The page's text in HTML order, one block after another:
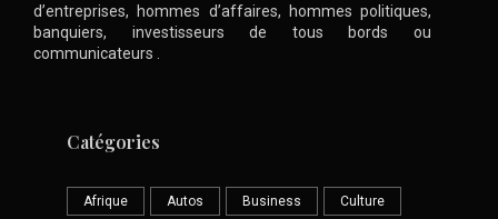
d’entreprises, hommes d’affaires, hommes politiques,
banquiers, investisseurs de tous bords ou
communicateurs .
Catégories
Afrique Autos Business Culture